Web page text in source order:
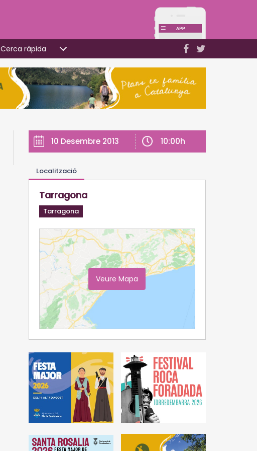
Cerca ràpida
10 Desembre 2013 10:00h
Localització
Tarragona
Tarragona
Veure Mapa